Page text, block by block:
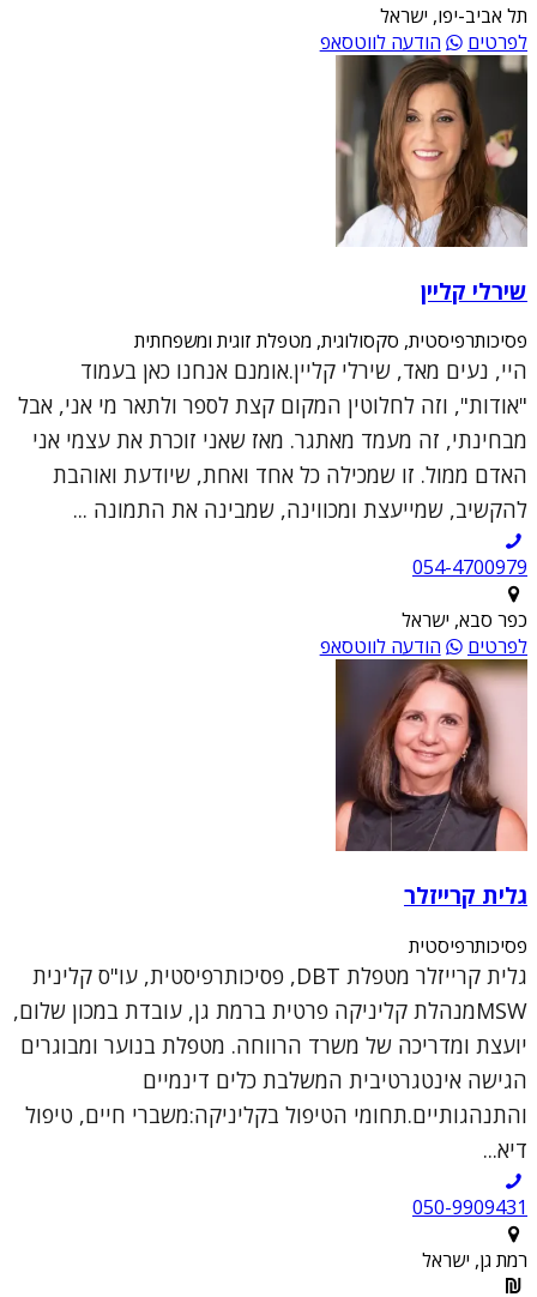
תל אביב-יפו, ישראל
לפרטים
הודעה לווטסאפ
שירלי קליין
פסיכותרפיסטית, סקסולוגית, מטפלת זוגית ומשפחתית
היי, נעים מאד, שירלי קליין.אומנם אנחנו כאן בעמוד
"אודות", וזה לחלוטין המקום קצת לספר ולתאר מי אני, אבל
מבחינתי, זה מעמד מאתגר. מאז שאני זוכרת את עצמי אני
האדם ממול. זו שמכילה כל אחד ואחת, שיודעת ואוהבת
להקשיב, שמייעצת ומכווינה, שמבינה את התמונה ...
054-4700979
כפר סבא, ישראל
לפרטים
הודעה לווטסאפ
גלית קרייזלר
פסיכותרפיסטית
גלית קרייזלר מטפלת DBT, פסיכותרפיסטית, עו"ס קלינית
MSWמנהלת קליניקה פרטית ברמת גן, עובדת במכון שלום,
יועצת ומדריכה של משרד הרווחה. מטפלת בנוער ומבוגרים
הגישה אינטגרטיבית המשלבת כלים דינמיים
והתנהגותיים.תחומי הטיפול בקליניקה:משברי חיים, טיפול
דיא...
050-9909431
רמת גן, ישראל